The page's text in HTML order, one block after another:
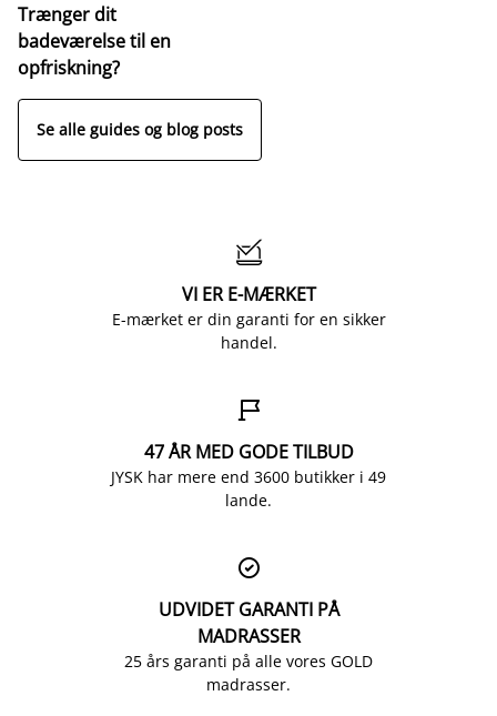
Trænger dit
badeværelse til en
opfriskning?
Se alle guides og blog posts

VI ER E-MÆRKET
E-mærket er din garanti for en sikker
handel.

47 ÅR MED GODE TILBUD
JYSK har mere end 3600 butikker i 49
lande.

UDVIDET GARANTI PÅ
MADRASSER
25 års garanti på alle vores GOLD
madrasser.